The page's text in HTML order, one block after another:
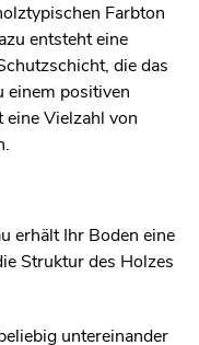
Farbton
entsteht eine
die das
einem positiven
Vielzahl von
erhält Ihr Boden eine
Struktur des Holzes
untereinander